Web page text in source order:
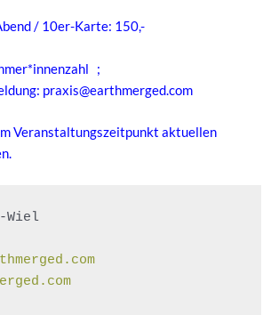
/ 10er-Karte: 150,-
;
praxis@earthmerged.com
Veranstaltungszeitpunkt aktuellen
Wiel